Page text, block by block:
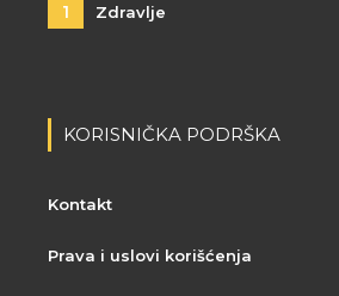
1 Zdravlje
KORISNIČKA PODRŠKA
Kontakt
Prava i uslovi korišćenja